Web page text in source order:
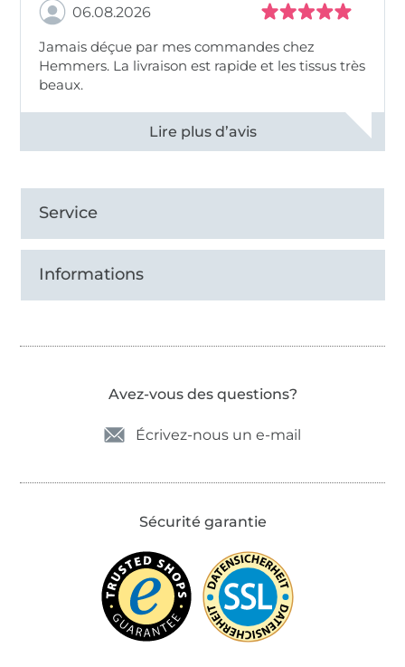
06.08.2026
Jamais déçue par mes commandes chez
Hemmers. La livraison est rapide et les tissus très
beaux.
Voir tous les 11496 commentaires
Service
Informations
Avez-vous des questions?
Écrivez-nous un e-mail
Sécurité garantie